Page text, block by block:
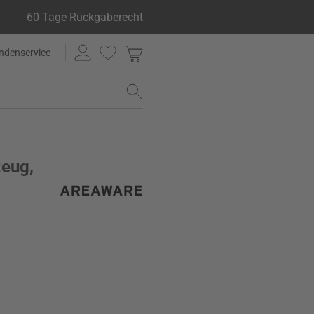
60 Tage Rückgaberecht